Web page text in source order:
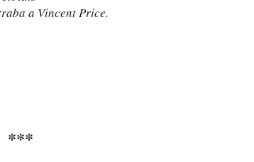
a Vincent Price.
***